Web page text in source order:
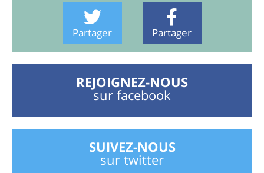
Partager Partager
REJOIGNEZ-NOUS
sur facebook
SUIVEZ-NOUS
sur twitter